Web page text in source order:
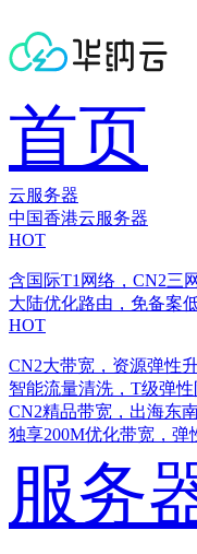
首页
云服务器
中国香港云服务器
HOT
含国际T1网络，CN2三
大陆优化路由，免备案
HOT
CN2大带宽，资源弹性
智能流量清洗，T级弹性
CN2精品带宽，出海东
独享200M优化带宽，弹
服务